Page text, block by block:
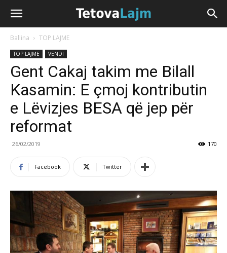
Ballina TOP LAJME
TOP LAJME VENDI
Gent Cakaj takim me Bilall
Kasamin: E çmoj kontributin
e Lëvizjes BESA që jep për
reformat
26/02/2019 170
Facebook Twitter